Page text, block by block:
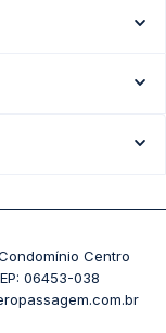
(Tergip)Centro
06453-038